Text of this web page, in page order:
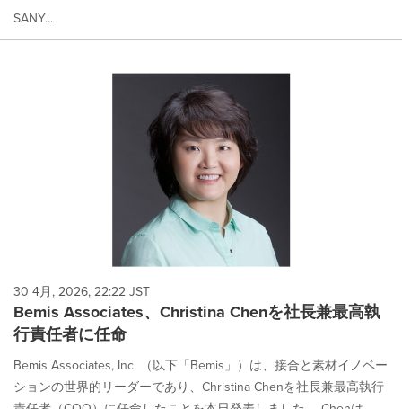
SANY...
30 4月, 2026, 22:22 JST
Bemis Associates、Christina Chenを社長兼最高執
行責任者に任命
Bemis Associates, Inc. （以下「Bemis」）は、接合と素材イノベー
ションの世界的リーダーであり、Christina Chenを社長兼最高執行